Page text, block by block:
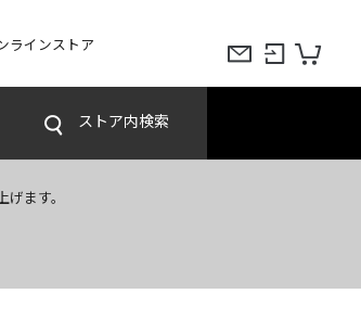
ラインストア
ストア内検索
ます。